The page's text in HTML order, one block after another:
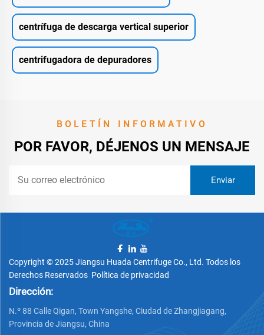
centrífuga de descarga vertical superior
centrifugadora de depuradores
BOLETÍN INFORMATIVO
POR FAVOR, DÉJENOS UN MENSAJE
Copyright © 2025 Jiangsu Huada Centrifuge Co., Ltd. Todos los
Derechos Reservados Política de privacidad
Dirección:
N.º 88 Calle Qigan, Town Yangshe, Ciudad de Zhangjiagang,
Provincia de Jiangsu, China